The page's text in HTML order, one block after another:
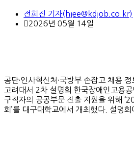
전희진 기자(hjee@kdjob.co.kr)
2026년 05월 14일
공단·인사혁신처·국방부 손잡고 채용
고려대서 2차 설명회 한국장애인고용
구직자의 공공부문 진출 지원을 위해
회’를 대구대학교에서 개최했다. 설명회